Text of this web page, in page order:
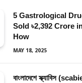
5 Gastrological
Sold ৳2,392 Crore
How
MAY 18, 2025
বাংলাদেশে স্ক্যাবিস